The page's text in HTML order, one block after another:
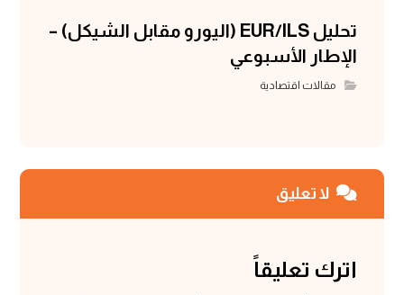
تحليل EUR/ILS (اليورو مقابل الشيكل) –
الإطار الأسبوعي
مقالات اقتصادية
لا تعليق
اترك تعليقاً